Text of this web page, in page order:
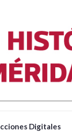
Digitales